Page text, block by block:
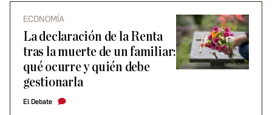
ECONOMÍA
La declaración de la Renta
tras la muerte de un familiar:
qué ocurre y quién debe
gestionarla
El Debate